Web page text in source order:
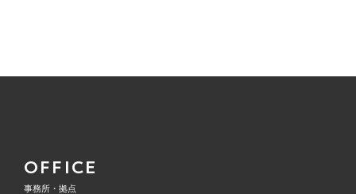
OFFICE
事務所・拠点